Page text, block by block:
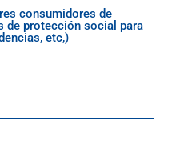
consumidores de
de protección social para
etc,)